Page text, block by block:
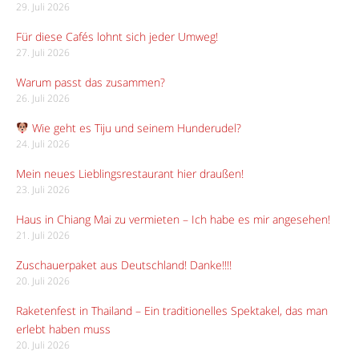
29. Juli 2026
Für diese Cafés lohnt sich jeder Umweg!
27. Juli 2026
Warum passt das zusammen?
26. Juli 2026
Wie geht es Tiju und seinem Hunderudel?
24. Juli 2026
Mein neues Lieblingsrestaurant hier draußen!
23. Juli 2026
Haus in Chiang Mai zu vermieten – Ich habe es mir angesehen!
21. Juli 2026
Zuschauerpaket aus Deutschland! Danke!!!!
20. Juli 2026
Raketenfest in Thailand – Ein traditionelles Spektakel, das man
erlebt haben muss
20. Juli 2026